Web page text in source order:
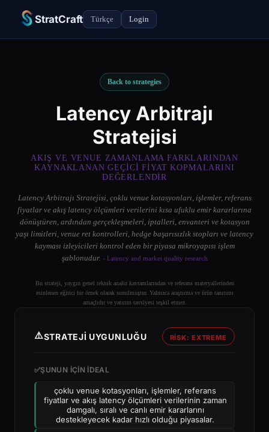
StratCraft Türkçe Login
Back to strategies
Latency Arbitrajı
Stratejisi
AKIŞ VE VENUE ZAMANLAMA FARKLARINDAN
KAYNAKLANAN GEÇICI FIYAT KOPMALARINI
DEĞERLENDIR
Latency Arbitrajı Stratejisi, çoklu venue kotasyonları, işlemler, referans
fiyatlar ve akış latency ölçümleri verilerini kısa ufuklu emir kararlarına
dönüştüren, ardından gerçekleşmeleri, iptalleri, envanteri ve kotasyon
yaşı limitleri, venue ret kontrolleri, hedge başarısızlık stopları ve latency
kayması izleyicileri kontrol eden bir piyasa mikroyapısı işlem
şablonudur. - Latency and market quality research
Bu strateji, yaygın genel teknik analiz kavramlarından ve referans materyallerinden
esinlenen eğitici bir örnek olarak sunulmuştur. Yalnızca araştırma ve ürün tanıtımı
amaçlıdır ve yatırım tavsiyesi teşkil etmez.
⚠️STRATEJI UYGUNLUĞU RİSK: EXTREME
✅ŞUNUN IÇIN IDEAL
çoklu venue kotasyonları, işlemler, referans
fiyatlar ve akış latency ölçümleri verilerinin zaman
damgalı, sıralı ve canlı emir kararlarını
destekleyecek kadar hızlı olduğu piyasalar.